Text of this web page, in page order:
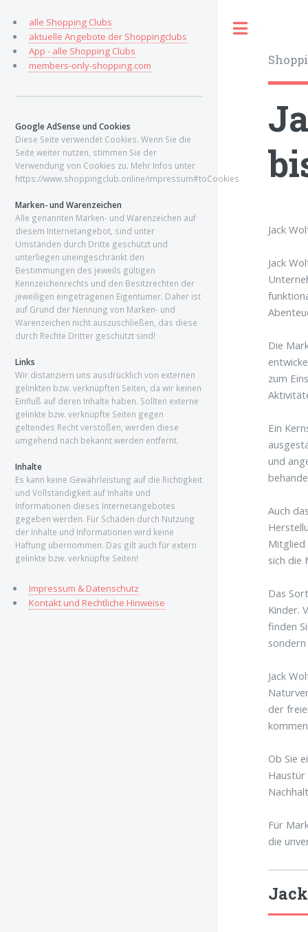
Jack
Jack
Die
zum
Ein
und
Auch
Mitglied
sich die
Das
Kinder.
finden
Jack
der
Ob Sie
Haustür
Für
die
alle Shopping Clubs
aktuelle Angebote der Shoppingclubs
App - alle Shopping Clubs
members-only-shopping.com
Google AdSense und Cookies
Diese Seite verwendet Cookies. Wenn Sie die
Seite weiter nutzen, stimmen Sie der
Verwendung von Cookies zu. Mehr Infos unter
https://www.shoppingclub.online/impressum#toCookies
Marken- und Warenzeichen
Alle genannten Marken- und Warenzeichen auf
diesem Internetangebot, sind unter
Umständen durch Dritte geschützt und
unterliegen uneingeschränkt den
Bestimmungen des jeweils gültigen
Kennzeichenrechts und den Besitzrechten der
jeweiligen eingetragenen Eigentümer. Daher ist
auf Grund der Nennung von Marken- und
Warenzeichen nicht auszuschließen, das diese
durch Rechte Dritter geschützt sind!
Links
Wir distanziern uns ausdrücklich von externen
gelinkten bzw. verknüpften Seiten, da wir keinen
Einfluß auf deren Inhalte haben. Sollten externe
gelinkte bzw. verknüpfte Seiten gegen
geltendes Recht verstoßen, werden diese
umgehend nach bekannt werden entfernt.
Inhalte
Es kann keine Gewährleistung auf die Richtigkeit
und Vollständigkeit auf Inhalte und
Informationen dieses Internetangebotes
gegeben werden. Für Schäden durch Nutzung
der Inhalte und Informationen wird keine
Haftung übernommen. Das gilt auch für extern
gelinkte bzw. verknüpfte Seiten!
Impressum & Datenschutz
Kontakt und Rechtliche Hinweise